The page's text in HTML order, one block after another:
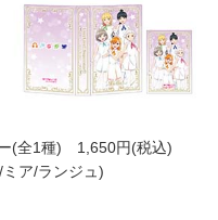
ー(全1種) 1,650円(税込)
ア/ランジュ)